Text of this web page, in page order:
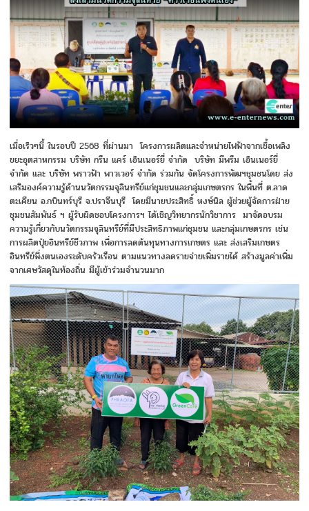
เมื่อเร็วๆนี้ ในรอบปี 2568 ที่ผ่านมา โครงการผลิตและจำหน่ายไฟฟ้าจากเชื้อเพลิง
ขยะอุตสาหกรรม บริษัท กรีน แคร์ เอ็นเนอร์ยี่ จำกัด บริษัท มีพรีม เอ็นเนอร์ยี่
จำกัด และ บริษัท พราวฟ้า พาวเวอร์ จำกัด ร่วมกัน จัดโครงการพัฒฯชุมชนโดย ส่ง
เสริมองค์ความรู้ด้านนวัตกรรมจุลินทรีย์แก่ชุมชนและกลุ่มเกษตรกร ในพื้นที่ ต.ลาด
ตะเคียน อ.กบินทร์บุรี จ.ปราจีนบุรี โดยมีนายประสิทธิ์ หงษ์นิล ผู้ช่วยผู้จัดการฝ่าย
ชุมชนสัมพันธ์ ฯ ผู้รับผิดชอบโครงการฯ ได้เชิญวิทยากรนักวิชาการ มาจัดอบรม
ความรู้เกี่ยวกับนวัตกรรมจุลินทรีย์ที่มีประสิทธิภาพแก่ชุมชน และกลุ่มเกษตรกร เช่น
การผลิตปุ๋ยอินทรีย์ชีวภาพ เพื่อการลดต้นทุนทางการเกษตร และ ส่งเสริมเกษตร
อินทรีย์พึ่งตนเองระดับครัวเรือน ตามแนวทางลดรายจ่ายเพิ่มรายได้ สร้างมูลค่าเพิ่ม
จากเศษวัสดุในท้องถิ่น มีผู้เข้าร่วมจำนวนมาก